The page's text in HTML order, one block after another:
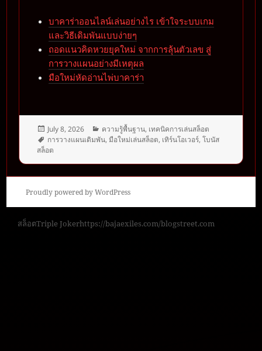
บาคาร่าออนไลน์เล่นอย่างไร เข้าใจระบบเกม
และวิธีเดิมพันแบบง่ายๆ
ถอดแนวคิดหวยยุคใหม่ จากการลุ้นตัวเลข สู่
การวางแผนอย่างมีเหตุผล
มือใหม่หัดอ่านไพ่บาคาร่า
Posted
on
July 8, 2026 Categories
ความรู้พื้นฐาน, เทคนิคการเล่นสล็อต
Tags
การวางแผนเดิมพัน, มือใหม่เล่นสล็อต, เทิร์นโอเวอร์, โบนัส
สล็อต
Proudly powered by WordPress
สล็อตTriple Jokerhttps://bajaexiles.com/blogstreet.com